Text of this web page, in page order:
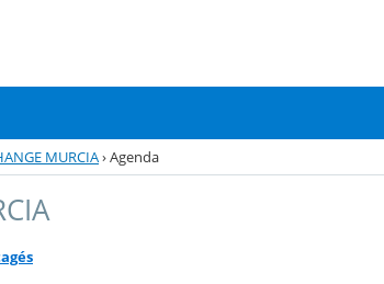
MURCIA›Agenda